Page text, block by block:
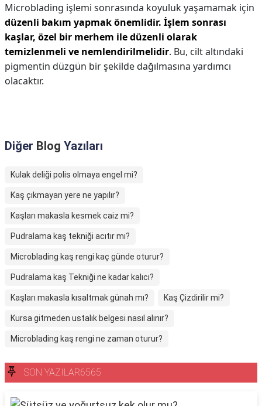
Microblading işlemi sonrasında koyuluk yaşamamak için
düzenli bakım yapmak önemlidir. İşlem sonrası
kaşlar, özel bir merhem ile düzenli olarak
temizlenmeli ve nemlendirilmelidir. Bu, cilt altındaki
pigmentin düzgün bir şekilde dağılmasına yardımcı
olacaktır.
Diğer Blog Yazıları
Kulak deliği polis olmaya engel mi?
Kaş çıkmayan yere ne yapılır?
Kaşları makasla kesmek caiz mi?
Pudralama kaş tekniği acıtır mı?
Microblading kaş rengi kaç günde oturur?
Pudralama kaş Tekniği ne kadar kalıcı?
Kaşları makasla kısaltmak günah mı? Kaş Çizdirilir mi?
Kursa gitmeden ustalık belgesi nasıl alınır?
Microblading kaş rengi ne zaman oturur?
SON YAZILAR6565